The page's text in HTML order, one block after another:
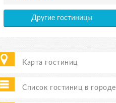
Другие гостиницы
Карта гостиниц
Список гостиниц в городе